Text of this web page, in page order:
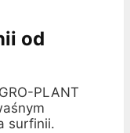
od
PLANT
surfinii.